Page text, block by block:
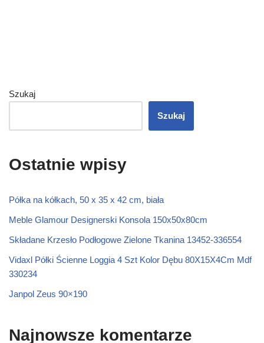
Szukaj
Szukaj
Ostatnie wpisy
Półka na kółkach, 50 x 35 x 42 cm, biała
Meble Glamour Designerski Konsola 150x50x80cm
Składane Krzesło Podłogowe Zielone Tkanina 13452-336554
Vidaxl Półki Ścienne Loggia 4 Szt Kolor Dębu 80X15X4Cm Mdf
330234
Janpol Zeus 90×190
Najnowsze komentarze